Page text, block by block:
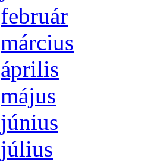
feb­ru­ár
már­ci­us
áp­ri­lis
má­jus
jú­ni­us
jú­li­us